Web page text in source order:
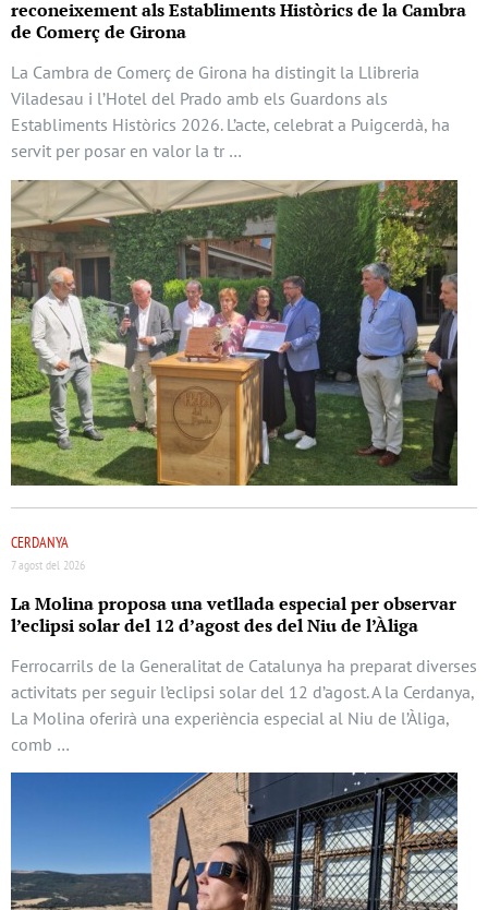
reconeixement als Establiments Històrics de la Cambra
de Comerç de Girona
La Cambra de Comerç de Girona ha distingit la Llibreria
Viladesau i l’Hotel del Prado amb els Guardons als
Establiments Històrics 2026. L’acte, celebrat a Puigcerdà, ha
servit per posar en valor la tr …
CERDANYA
7 agost del 2026
La Molina proposa una vetllada especial per observar
l’eclipsi solar del 12 d’agost des del Niu de l’Àliga
Ferrocarrils de la Generalitat de Catalunya ha preparat diverses
activitats per seguir l’eclipsi solar del 12 d’agost. A la Cerdanya,
La Molina oferirà una experiència especial al Niu de l’Àliga,
comb …